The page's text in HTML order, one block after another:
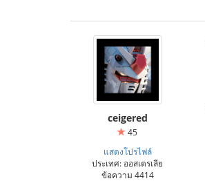
ceigered
45
แสดงโปรไฟล์
ประเทศ: ออสเตรเลีย
ข้อความ 4414